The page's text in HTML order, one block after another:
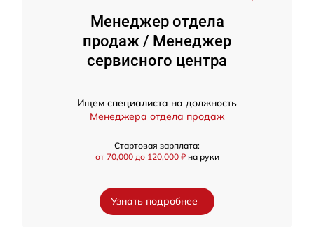
Менеджер отдела
продаж / Менеджер
сервисного центра
Ищем специалиста на должность
Менеджера отдела продаж
Стартовая зарплата:
от 70,000 до 120,000 ₽ на руки
Узнать подробнее